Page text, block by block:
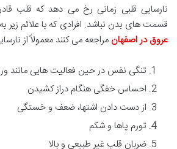
نارسایی قلبی زمانی رخ می دهد که قلب
قسمت های بدن نباشد. افرادی که با علائم
عروق در اصفهان مراجعه می کنند معمولاً از
تنگی نفس در حین فعالیت هایی مانند
احساس خفگی هنگام دراز کشیدن
از دست دادن اشتها، ضعف و خستگی
تورم پاها و شکم
ضربان قلب غیر طبیعی و بالا